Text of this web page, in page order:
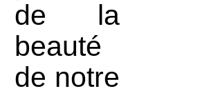
de la
beauté
de notre